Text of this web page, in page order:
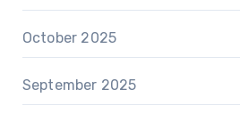
October 2025
September 2025